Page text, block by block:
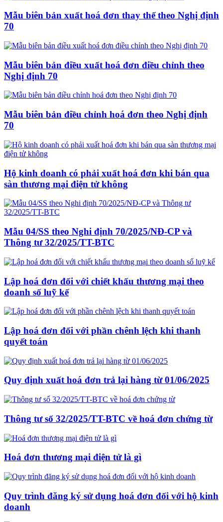
Mẫu biên bản xuất hoá đơn thay thế theo Nghị định
70
Mẫu biên bản điều xuất hoá đơn điều chỉnh theo
Nghị định 70
Mẫu biên bản điều chỉnh hoá đơn theo Nghị định
70
Hộ kinh doanh có phải xuất hoá đơn khi bán qua
sàn thương mại điện tử không
Mẫu 04/SS theo Nghi định 70/2025/NĐ-CP và
Thông tư 32/2025/TT-BTC
Lập hoá đơn đối với chiết khấu thương mại theo
doanh số luỹ kế
Lập hoá đơn đối với phần chênh lệch khi thanh
quyết toán
Quy định xuất hoá đơn trả lại hàng từ 01/06/2025
Thông tư số 32/2025/TT-BTC về hoá đơn chứng từ
Hoá đơn thương mại điện tử là gì
Quy trình đăng ký sử dụng hoá đơn đối với hộ kinh
doanh